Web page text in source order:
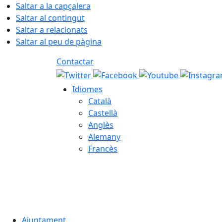
Saltar a la capçalera
Saltar al contingut
Saltar a relacionats
Saltar al peu de pàgina
Contactar
Idiomes
Català
Castellà
Anglès
Alemany
Francès